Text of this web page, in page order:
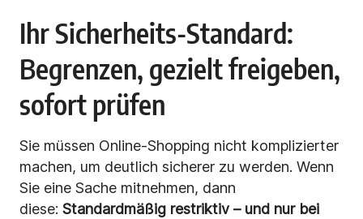
Ihr Sicherheits-Standard:
Begrenzen, gezielt freigeben,
sofort prüfen
Sie müssen Online-Shopping nicht komplizierter
machen, um deutlich sicherer zu werden. Wenn
Sie eine Sache mitnehmen, dann
diese: Standardmäßig restriktiv – und nur bei